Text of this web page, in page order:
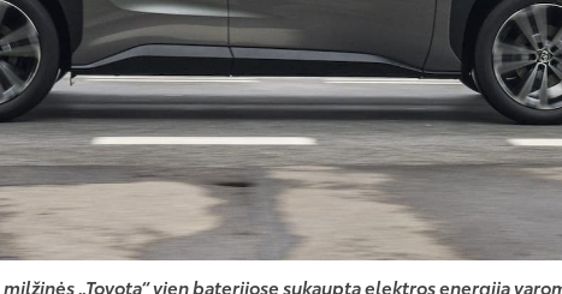
„Toyota“ vien baterijose sukaupta elektros energija